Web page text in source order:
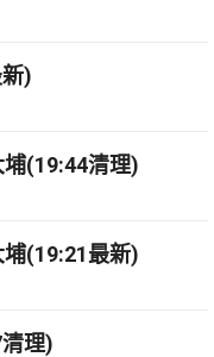
)
(19:44清理)
(19:21最新)
理)